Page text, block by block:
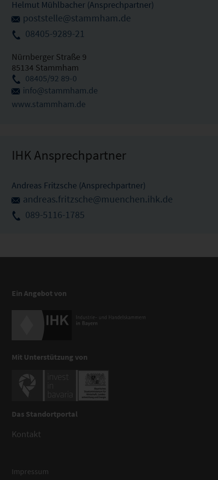
Helmut Mühlbacher (Ansprechpartner)
poststelle@stammham.de
08405-9289-21
Nürnberger Straße 9
85134 Stammham
08405/92 89-0
info@stammham.de
www.stammham.de
IHK Ansprechpartner
Andreas Fritzsche (Ansprechpartner)
andreas.fritzsche@muenchen.ihk.de
089-5116-1785
Ein Angebot von
Mit Unterstützung von
Das Standortportal
Kontakt
Impressum